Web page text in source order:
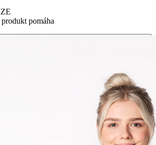
pomáha